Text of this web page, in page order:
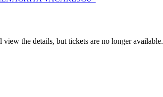
the details, but tickets are no longer available.